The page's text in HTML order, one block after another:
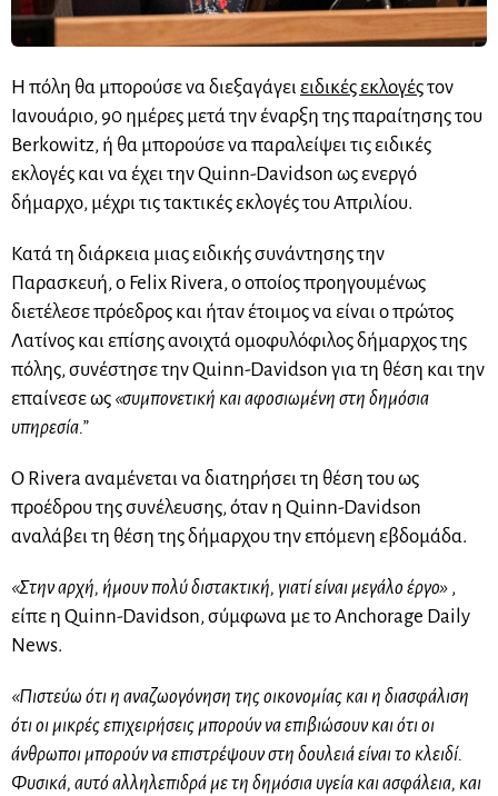
Η πόλη θα μπορούσε να διεξαγάγει ειδικές εκλογέςτον
Ιανουάριο, 90 ημέρες μετά την έναρξη της παραίτησης του
Berkowitz, ή θα μπορούσε να παραλείψει τις ειδικές
εκλογές και να έχει την Quinn-Davidson ως ενεργό
δήμαρχο, μέχρι τις τακτικές εκλογές του Απριλίου.
Κατά τη διάρκεια μιας ειδικής συνάντησης την
Παρασκευή, ο Felix Rivera, ο οποίος προηγουμένως
διετέλεσε πρόεδρος και ήταν έτοιμος να είναι ο πρώτος
Λατίνος και επίσης ανοιχτά ομοφυλόφιλος δήμαρχος της
πόλης, συνέστησε την Quinn-Davidson για τη θέση και την
επαίνεσε ως «συμπονετική και αφοσιωμένη στη δημόσια
υπηρεσία.”
Ο Rivera αναμένεται να διατηρήσει τη θέση του ως
προέδρου της συνέλευσης, όταν η Quinn-Davidson
αναλάβει τη θέση της δήμαρχου την επόμενη εβδομάδα.
«Στην αρχή, ήμουν πολύ διστακτική, γιατί είναι μεγάλο έργο» ,
είπε η Quinn-Davidson, σύμφωνα με το Anchorage Daily
News.
«Πιστεύω ότι η αναζωογόνηση της οικονομίας και η διασφάλιση
ότι οι μικρές επιχειρήσεις μπορούν να επιβιώσουν και ότι οι
άνθρωποι μπορούν να επιστρέψουν στη δουλειά είναι το κλειδί.
Φυσικά, αυτό αλληλεπιδρά με τη δημόσια υγεία και ασφάλεια, και